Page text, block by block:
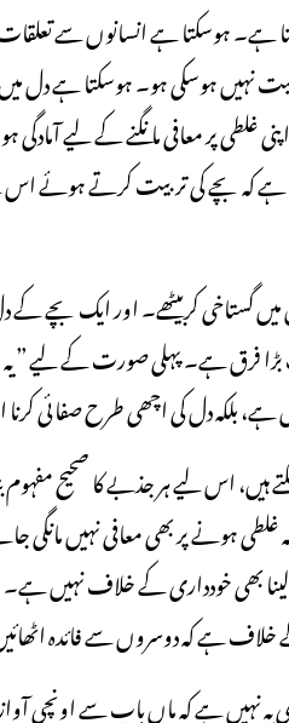
ہے۔ ہوسکتا ہے انسانوں سے
نہیں ہوسکی ہو۔ ہوسکتا ہے دل
غلطی پر معافی مانگنے کے لیے
کہ بچے کی تربیت کرتے ہوئے اس
کربیٹھے۔ اور ایک بچے کے
ہے۔ پہلی صورت کے لیے ” یہ
ہے، بلکہ دل کی اچھی طرح صفائی
اس لیے ہر جذبے کا صحیح
غلطی ہونے پر بھی معافی نہیں
خودداری کے خلاف نہیں ہے۔
کے خلاف ہے کہ دوسروں سے فائدہ
یہ نہیں ہے کہ ماں باپ سے